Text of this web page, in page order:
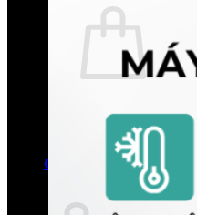
Quay trở lại cửa hàng
0
Giỏ hàng